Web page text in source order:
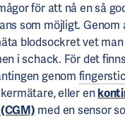
för att nå en så
som möjligt. Genom
blodsockret vet
i schack. För det
genom
eller en
med en sensor